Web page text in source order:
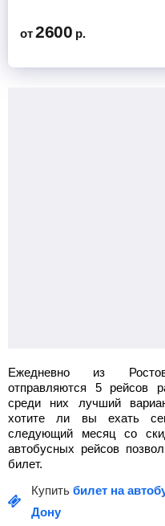
от 2600 р.
Ежедневно из
отправляются 5 рейсов
среди них лучший
хотите ли вы ехать
следующий месяц со
автобусных рейсов
билет.
Купить билет на
Дону